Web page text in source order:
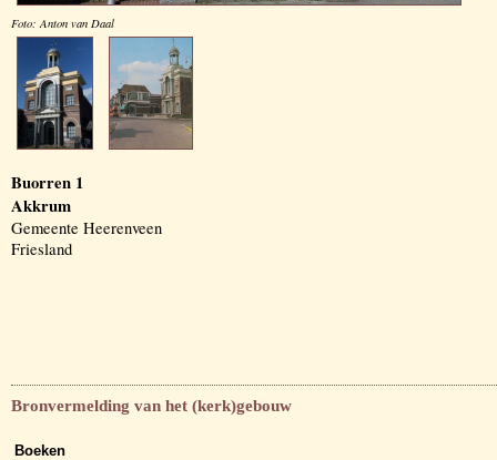
Foto: Anton van Daal
Buorren 1
Akkrum
Gemeente Heerenveen
Friesland
Bronvermelding van het (kerk)gebouw
Boeken